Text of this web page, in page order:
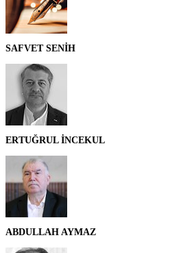
SAFVET SENİH
ERTUĞRUL İNCEKUL
ABDULLAH AYMAZ